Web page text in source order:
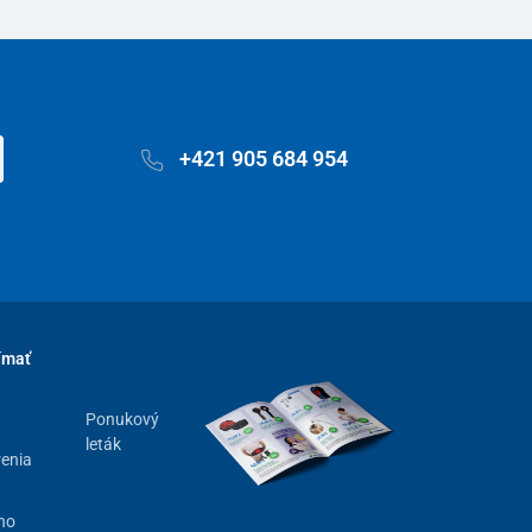
+421 905 684 954
Ponukový
leták